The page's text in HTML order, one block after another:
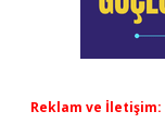
Reklam ve İletişim: